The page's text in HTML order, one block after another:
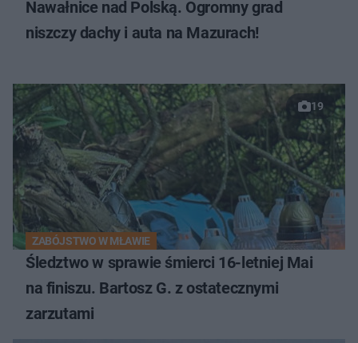
Nawałnice nad Polską. Ogromny grad
niszczy dachy i auta na Mazurach!
19
ZABÓJSTWO W MŁAWIE
Śledztwo w sprawie śmierci 16-letniej Mai
na finiszu. Bartosz G. z ostatecznymi
zarzutami